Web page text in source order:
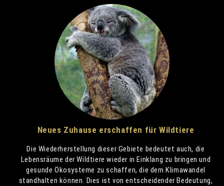
Neues Zuhause erschaffen für Wildtiere
Die Wiederherstellung dieser Gebiete bedeutet auch, die
Lebensräume der Wildtiere wieder in Einklang zu bringen und
gesunde Ökosysteme zu schaffen, die dem Klimawandel
standhalten können. Dies ist von entscheidender Bedeutung,